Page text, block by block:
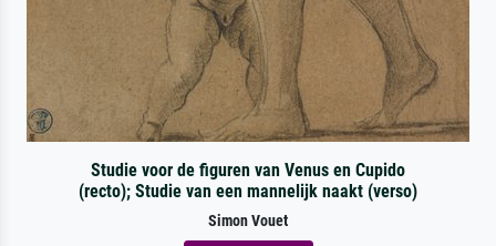
Studie voor de figuren van Venus en Cupido
(recto); Studie van een mannelijk naakt (verso)
Simon Vouet